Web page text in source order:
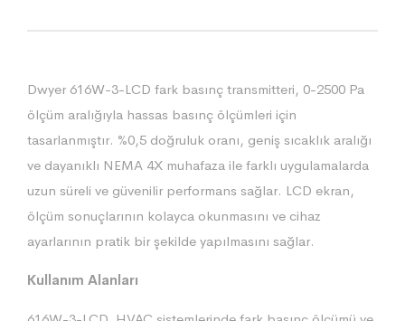
Dwyer 616W-3-LCD fark basınç transmitteri, 0-2500 Pa
ölçüm aralığıyla hassas basınç ölçümleri için
tasarlanmıştır. %0,5 doğruluk oranı, geniş sıcaklık aralığı
ve dayanıklı NEMA 4X muhafaza ile farklı uygulamalarda
uzun süreli ve güvenilir performans sağlar. LCD ekran,
ölçüm sonuçlarının kolayca okunmasını ve cihaz
ayarlarının pratik bir şekilde yapılmasını sağlar.
Kullanım Alanları